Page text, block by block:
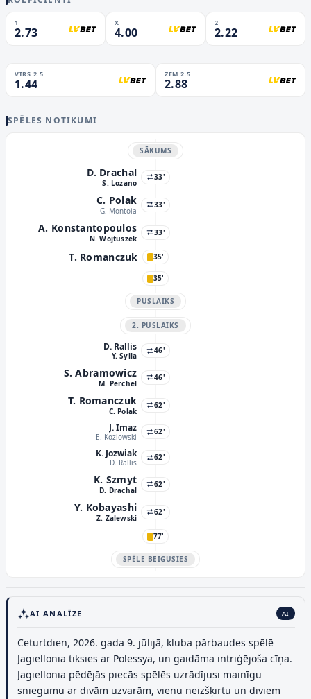
1
2.73
X
4.00
2
2.22
VIRS 2.5
1.44
ZEM 2.5
2.88
SPĒLES NOTIKUMI
SĀKUMS
D. Drachal
S. Lozano
33'
C. Polak
G. Montoia
33'
A. Konstantopoulos
N. Wojtuszek
33'
T. Romanczuk 35'
35'
PUSLAIKS
2. PUSLAIKS
D. Rallis
Y. Sylla
46'
S. Abramowicz
M. Perchel
46'
T. Romanczuk
C. Polak
62'
J. Imaz
E. Kozlowski
62'
K. Jozwiak
D. Rallis
62'
K. Szmyt
D. Drachal
62'
Y. Kobayashi
Z. Zalewski
62'
77'
SPĒLE BEIGUSIES
AI ANALĪZE AI
Ceturtdien, 2026. gada 9. jūlijā, kluba pārbaudes spēlē
Jagiellonia tiksies ar Polessya, un gaidāma intriģējoša cīņa.
Jagiellonia pēdējās piecās spēlēs uzrādījusi mainīgu
sniegumu ar divām uzvarām, vienu neizšķirtu un diviem